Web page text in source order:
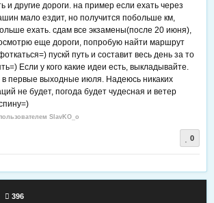
и другие дороги. на пример если ехать через
мало ездит, но получится побольше км,
ехать. сдам все экзамены(после 20 июня),
еще дороги, попробую найти маршрут
пускй путь и составит весь день за то
Если у кого какие идеи есть, выкладывайте.
первые выходные июля. Надеюсь никаких
не будет, погода будет чудесная и ветер
SlavKO_o
0
396